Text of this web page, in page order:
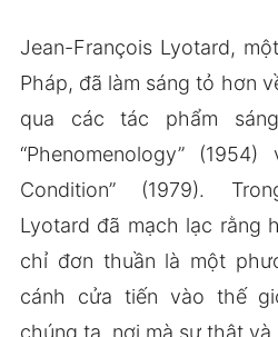
Jean-François Lyotard,
Pháp, đã làm sáng tỏ hơn
qua các tác phẩm
“Phenomenology”
Condition” (1979).
Lyotard đã mạch lạc rằng
chỉ đơn thuần là một
cánh cửa tiến vào thế
chúng ta, nơi mà sự thật